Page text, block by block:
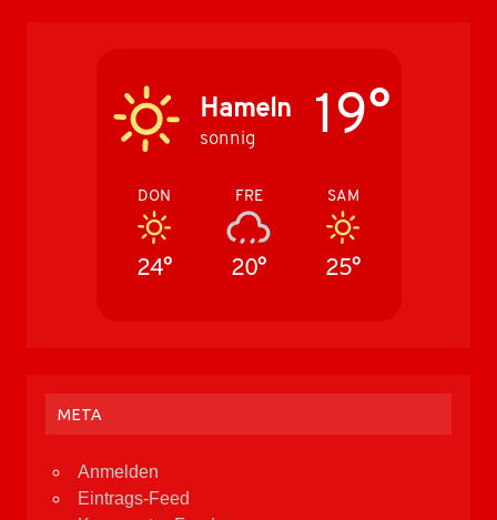
Hameln
sonnig 19°
DON
24°
FRE
20°
SAM
25°
META
Anmelden
Eintrags-Feed